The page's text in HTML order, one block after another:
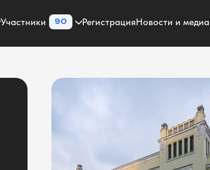
Участники 90 РегистрацияНовости и медиа